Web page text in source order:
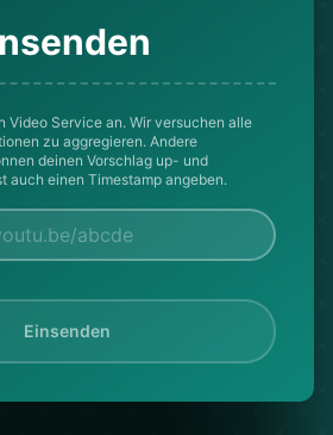
Video Service an. Wir versuchen alle
zu aggregieren. Andere
deinen Vorschlag up- und
auch einen Timestamp angeben.
Einsenden